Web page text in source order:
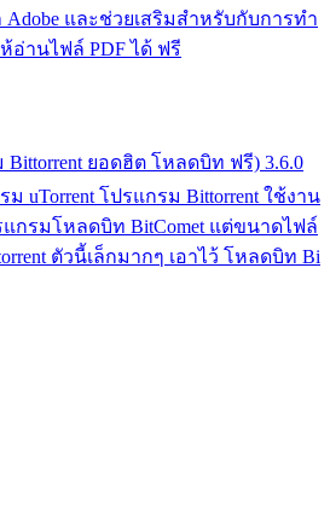
Adobe และช่วยเสริมสำหรับกับการทำ
อ่านไฟล์ PDF ได้ ฟรี
Bittorrent ยอดฮิต โหลดบิท ฟรี) 3.6.0
uTorrent โปรแกรม Bittorrent ใช้งาน
กรมโหลดบิท BitComet แต่ขนาดไฟล์
ตัวนี้เล็กมากๆ เอาไว้ โหลดบิท Bi